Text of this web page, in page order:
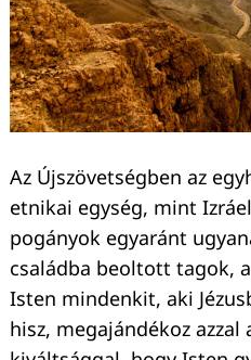
Az Újszövetségben az
etnikai egység, mint
pogányok egyaránt
családba beoltott tagok,
Isten mindenkit, aki
hisz, megajándékoz azzal